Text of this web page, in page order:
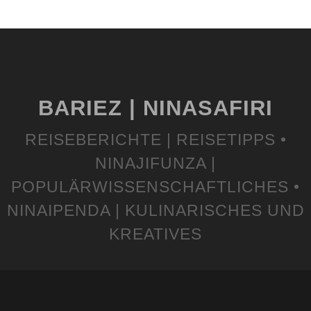
BARIEZ | NINASAFIRI
REISEBERICHTE | REISETIPPS •
NINAJIFUNZA |
POPULÄRWISSENSCHAFTLICHES •
NINAIPENDA | KULINARISCHES UND
KREATIVES